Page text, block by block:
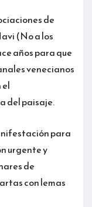
de
(No a los
años para que
venecianos
del paisaje.
para
urgente y
de
con lemas